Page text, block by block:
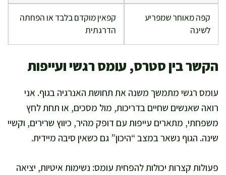
קפה מאוחר שמפריע
לשינה
קפאין מוקדם בלבד או הפחתה
הדרגתית
הקשר בין סטרס, עומס רגשי ועייפות
עומס רגשי מתמשך משנה את תחושת האנרגיה בגוף. אני
רואה שאנשים שחיים בדריכות, מול מסכים, או תחת לחץ
משפחתי, מתארים עייפות עם דופק מהיר, כיווץ שרירים, וקשיי
שינה. הגוף נשאר במצב “היכון” גם כשאין סיבה מיידית.
פעולות קצרות יכולות להפחית עומס: נשימות איטיות, יציאה